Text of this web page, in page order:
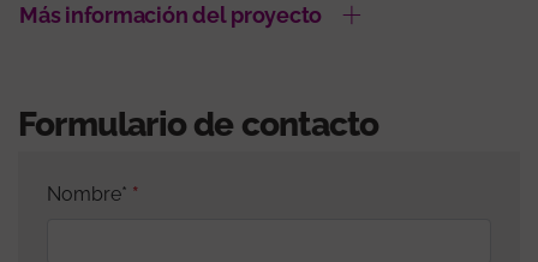
Más información del proyecto
Formulario de contacto
Nombre*